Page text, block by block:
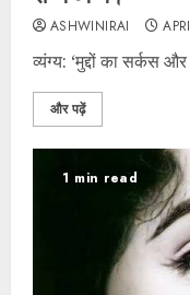
ASHWINIRAI
व्यंग्य: ‘मुद्दों का सर्कस
और पढ़ें
1 min read